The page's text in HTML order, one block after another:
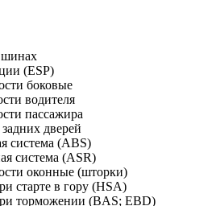
шинах
(ESP)
боковые
водителя
пассажира
дверей
система (ABS)
система (ASR)
оконные (шторки)
старте в гору (HSA)
торможении (BAS; EBD)